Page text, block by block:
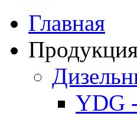
Главная
YDG